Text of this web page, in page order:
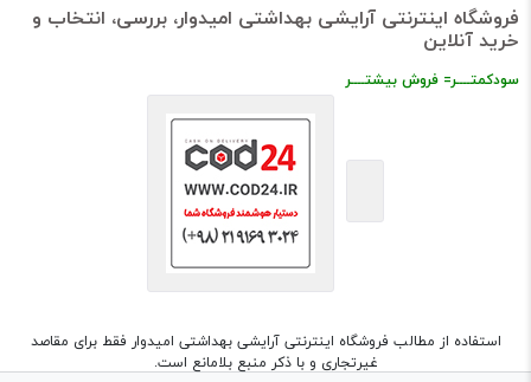
فروشگاه اینترنتی آرایشی بهداشتی امیدوار، بررسی، انتخاب و
خرید آنلاین
سودکمتــــر= فروش بیشتــــر
استفاده از مطالب فروشگاه اینترنتی آرایشی بهداشتی امیدوار فقط برای مقاصد
غیرتجاری و با ذکر منبع بلامانع است.